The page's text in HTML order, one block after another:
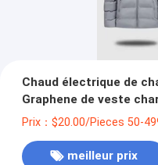
Chaud électrique de
Graphene de veste
Prix：$20.00/Pieces 50-
meilleur prix